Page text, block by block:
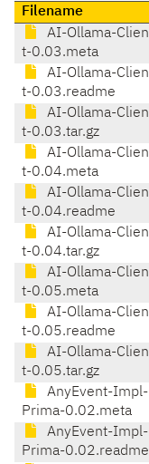
Filename
AI-Ollama-Clien
t-0.03.meta
AI-Ollama-Clien
t-0.03.readme
AI-Ollama-Clien
t-0.03.tar.gz
AI-Ollama-Clien
t-0.04.meta
AI-Ollama-Clien
t-0.04.readme
AI-Ollama-Clien
t-0.04.tar.gz
AI-Ollama-Clien
t-0.05.meta
AI-Ollama-Clien
t-0.05.readme
AI-Ollama-Clien
t-0.05.tar.gz
AnyEvent-Impl-
Prima-0.02.meta
AnyEvent-Impl-
Prima-0.02.readme